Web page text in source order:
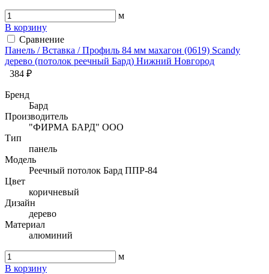
м
В корзину
Сравнение
Панель / Вставка / Профиль 84 мм махагон (0619) Sсandy
дерево (потолок реечный Бард) Нижний Новгород
384 ₽
Бренд
Бард
Производитель
"ФИРМА БАРД" ООО
Тип
панель
Модель
Реечный потолок Бард ППР-84
Цвет
коричневый
Дизайн
дерево
Материал
алюминий
м
В корзину